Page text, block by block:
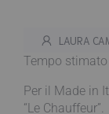
LAURA
Tempo
Per il Made in
“Le Chauffeur”.